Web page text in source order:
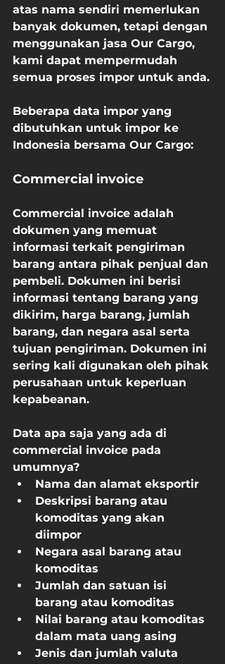
atas nama sendiri memerlukan
banyak dokumen, tetapi dengan
menggunakan jasa Our Cargo,
kami dapat mempermudah
semua proses impor untuk anda.
Beberapa data impor yang
dibutuhkan untuk impor ke
Indonesia bersama Our Cargo:
Commercial invoice
Commercial invoice adalah
dokumen yang memuat
informasi terkait pengiriman
barang antara pihak penjual dan
pembeli. Dokumen ini berisi
informasi tentang barang yang
dikirim, harga barang, jumlah
barang, dan negara asal serta
tujuan pengiriman. Dokumen ini
sering kali digunakan oleh pihak
perusahaan untuk keperluan
kepabeanan.
Data apa saja yang ada di
commercial invoice pada
umumnya?
Nama dan alamat eksportir
Deskripsi barang atau
komoditas yang akan
diimpor
Negara asal barang atau
komoditas
Jumlah dan satuan isi
barang atau komoditas
Nilai barang atau komoditas
dalam mata uang asing
Jenis dan jumlah valuta